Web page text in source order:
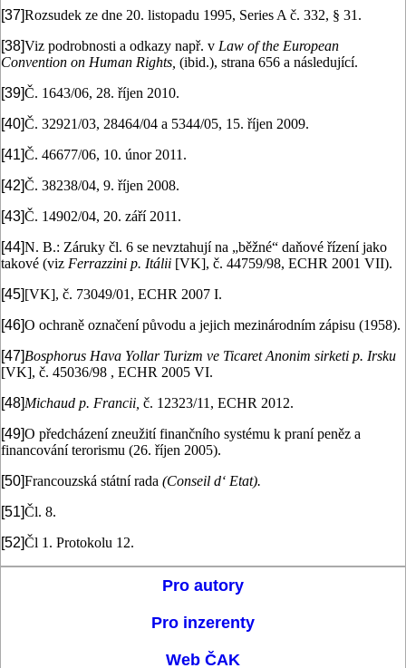
[37]Rozsudek ze dne 20. listopadu 1995, Series A č. 332, § 31.
[38]Viz podrobnosti a odkazy např. v Law of the European
Convention on Human Rights, (ibid.), strana 656 a následující.
[39]Č. 1643/06, 28. říjen 2010.
[40]Č. 32921/03, 28464/04 a 5344/05, 15. říjen 2009.
[41]Č. 46677/06, 10. únor 2011.
[42]Č. 38238/04, 9. říjen 2008.
[43]Č. 14902/04, 20. září 2011.
[44]N. B.: Záruky čl. 6 se nevztahují na „běžné“ daňové řízení jako
takové (viz Ferrazzini p. Itálii [VK], č. 44759/98, ECHR 2001 VII).
[45][VK], č. 73049/01, ECHR 2007 I.
[46]O ochraně označení původu a jejich mezinárodním zápisu (1958).
[47]Bosphorus Hava Yollar Turizm ve Ticaret Anonim sirketi p. Irsku
[VK], č. 45036/98 , ECHR 2005 VI.
[48]Michaud p. Francii, č. 12323/11, ECHR 2012.
[49]O předcházení zneužití finančního systému k praní peněz a
financování terorismu (26. říjen 2005).
[50]Francouzská státní rada (Conseil d‘ Etat).
[51]Čl. 8.
[52]Čl 1. Protokolu 12.
Pro autory
Pro inzerenty
Web ČAK